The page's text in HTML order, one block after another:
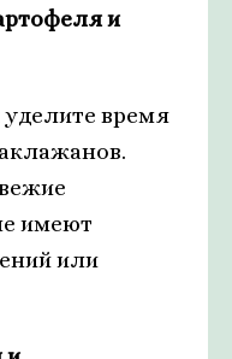
и
время
имеют
или